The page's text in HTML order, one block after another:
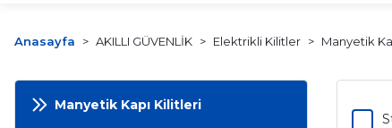
Anasayfa AKILLI GÜVENLİK Elektrikli Kilitler Manyetik
Manyetik Kapı Kilitleri